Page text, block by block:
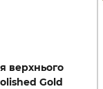
верхнього
Gold